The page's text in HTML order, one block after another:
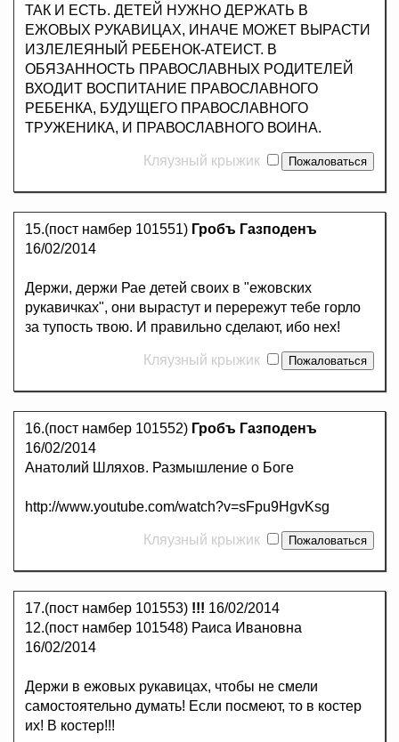
ТАК И ЕСТЬ. ДЕТЕЙ НУЖНО ДЕРЖАТЬ В
ЕЖОВЫХ РУКАВИЦАХ, ИНАЧЕ МОЖЕТ ВЫРАСТИ
ИЗЛЕЛЕЯНЫЙ РЕБЕНОК-АТЕИСТ. В
ОБЯЗАННОСТЬ ПРАВОСЛАВНЫХ РОДИТЕЛЕЙ
ВХОДИТ ВОСПИТАНИЕ ПРАВОСЛАВНОГО
РЕБЕНКА, БУДУЩЕГО ПРАВОСЛАВНОГО
ТРУЖЕНИКА, И ПРАВОСЛАВНОГО ВОИНА.
Кляузный крыжик
15.(пост намбер 101551) Гробъ Газподенъ
16/02/2014
Держи, держи Рае детей своих в "ежовских
рукавичках", они вырастут и перережут тебе горло
за тупость твою. И правильно сделают, ибо нех!
Кляузный крыжик
16.(пост намбер 101552) Гробъ Газподенъ
16/02/2014
Анатолий Шляхов. Размышление о Боге
http://www.youtube.com/watch?v=sFpu9HgvKsg
Кляузный крыжик
17.(пост намбер 101553) !!! 16/02/2014
12.(пост намбер 101548) Раиса Ивановна
16/02/2014
Держи в ежовых рукавицах, чтобы не смели
самостоятельно думать! Если посмеют, то в костер
их! В костер!!!